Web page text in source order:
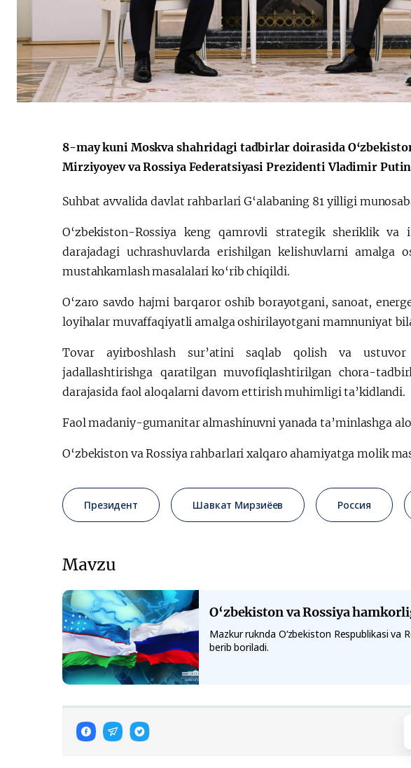
Huquqiy targʻibot
O‘zbekiston va
Yaponiya hamkorligi
Oʻzbekiston va
Pokiston
8-may kuni Moskva shahridagi tadbirlar doirasida
Mirziyoyev va Rossiya Federatsiyasi Prezidenti Vladimir
Suhbat avvalida davlat rahbarlari G‘alabaning 81 yilligi
O‘zbekiston-Rossiya keng qamrovli strategik sheriklik
darajadagi uchrashuvlarda erishilgan kelishuvlarni amalga
mustahkamlash masalalari ko‘rib chiqildi.
O‘zaro savdo hajmi barqaror oshib borayotgani, sanoat,
loyihalar muvaffaqiyatli amalga oshirilayotgani mamnuniyat
Tovar ayirboshlash sur’atini saqlab qolish va ustuvor
jadallashtirishga qaratilgan muvofiqlashtirilgan chora-
darajasida faol aloqalarni davom ettirish muhimligi ta’kidlandi.
Faol madaniy-gumanitar almashinuvni yanada ta’minlashga
O‘zbekiston va Rossiya rahbarlari xalqaro ahamiyatga molik
Президент Шавкат Мирзиёев Россия
Mavzu
O‘zbekiston va Rossiya
Mazkur ruknda O‘zbekiston Respublikasi
berib boriladi.